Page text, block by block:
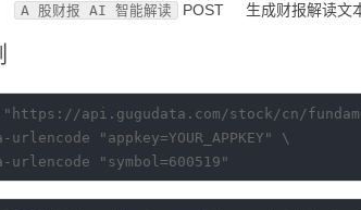
A 股财报 AI 智能解读 POST 生成财报解读文
api.gugudata.com/stock/cn/
urlencode "appkey=YOUR_APPKEY" \